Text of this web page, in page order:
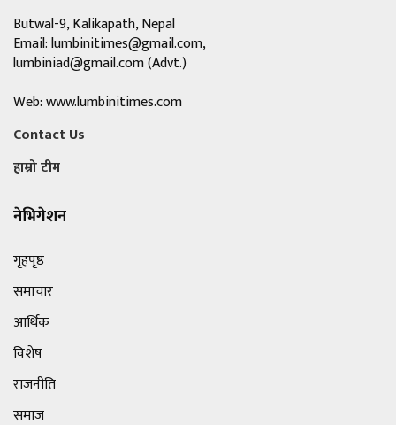
Butwal-9, Kalikapath, Nepal
Email:lumbinitimes@gmail.com,
lumbiniad@gmail.com(Advt.)
Web: www.lumbinitimes.com
Contact Us
हाम्रो टीम
नेभिगेशन
गृहपृष्ठ
समाचार
आर्थिक
विशेष
राजनीति
समाज